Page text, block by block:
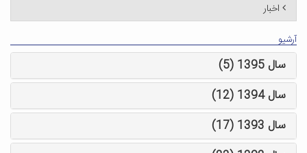
اخبار
آرشیو
سال 1395 (5)
سال 1394 (12)
سال 1393 (17)